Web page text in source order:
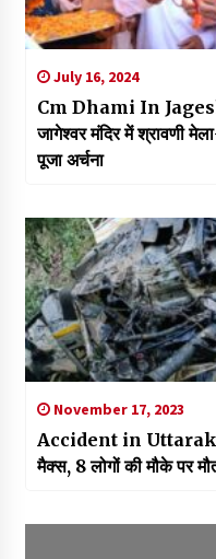
July 16, 2024
Cm Dhami In
जागेश्वर मंदिर में श्रावणी
पूजा अर्चना
November 17, 2023
Accident in
मैक्स, 8 लोगों की मौके पर